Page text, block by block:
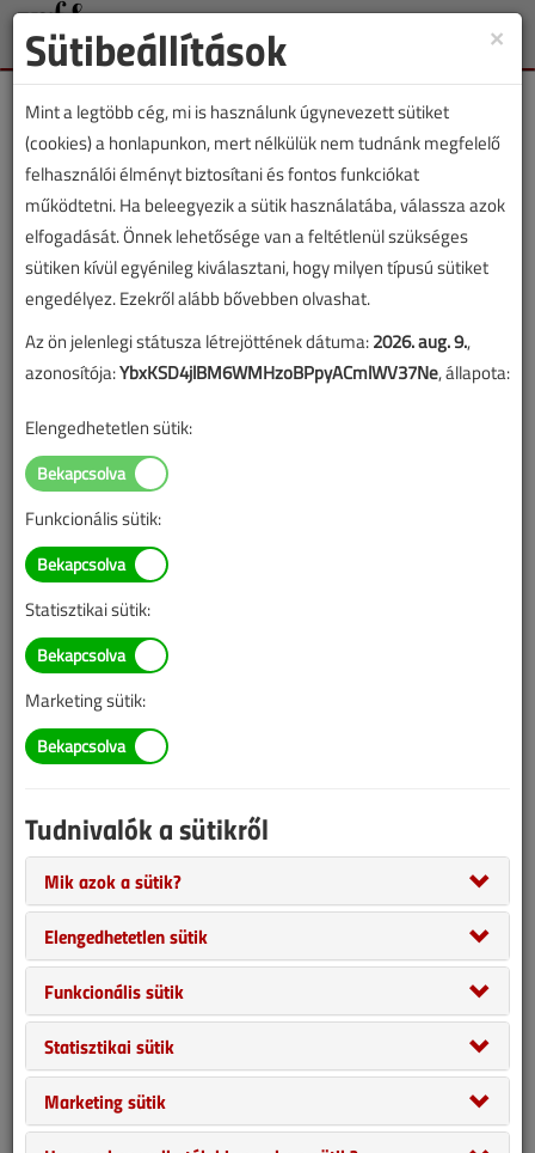
Toggle
VGF&HKL lapszámvásárlás
2025. októberi lapszám vásárlása
A lapszám megvásárlásával korlátlan hozzáférést kap a
lapszámot. A sikeres online elektronikus fizetést követően
azonnal aktiválódik a hozzáférés a lapszámhoz. A
hozzáférése nem évül el.
A rendeléshez kérjük, lépjen be!
Illetve, ha még nem tette meg, kérjük, regisztráljon!
Tudnivalók az online lapszámvásárlásról
Van más mód ahhoz, hogy hozzáférjek egy lapszámhoz?
A megvásárolt lapszámot megkapom nyomtatott
formában is?
Meddig érvényes a hozzáférés a megvásárolt
lapszámhoz?
VGF&HKL előfizetés
×
Sütibeállítások
Mint a legtöbb cég, mi is használunk úgynevezett sütiket
(cookies) a honlapunkon, mert nélkülük nem tudnánk megfelelő
felhasználói élményt biztosítani és fontos funkciókat
működtetni. Ha beleegyezik a sütik használatába, válassza azok
elfogadását. Önnek lehetősége van a feltétlenül szükséges
sütiken kívül egyénileg kiválasztani, hogy milyen típusú sütiket
engedélyez. Ezekről alább bővebben olvashat.
Az ön jelenlegi státusza létrejöttének dátuma:2026. aug. 9.,
azonosítója:YbxKSD4jlBM6WMHzoBPpyACmlWV37Ne, állapota:
Elengedhetetlen sütik:
Funkcionális sütik:
Statisztikai sütik:
Marketing sütik:
Tudnivalók a sütikről
Mik azok a sütik?
Elengedhetetlen sütik
Funkcionális sütik
Statisztikai sütik
Marketing sütik